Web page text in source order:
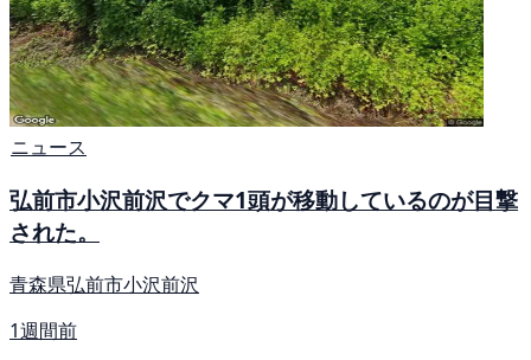
ニュース
弘前市小沢前沢でクマ1頭が移動しているのが目撃
された。
青森県弘前市小沢前沢
1週間前